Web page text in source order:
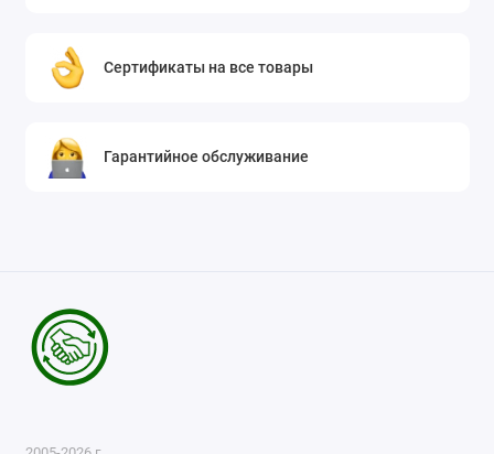
Сертификаты на все товары
Гарантийное обслуживание